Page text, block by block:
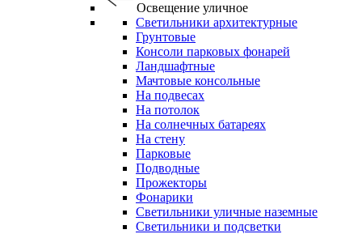
Освещение уличное
Светильники архитектурные
Грунтовые
Консоли парковых фонарей
Ландшафтные
Мачтовые консольные
На подвесах
На потолок
На солнечных батареях
На стену
Парковые
Подводные
Прожекторы
Фонарики
Светильники уличные наземные
Светильники и подсветки